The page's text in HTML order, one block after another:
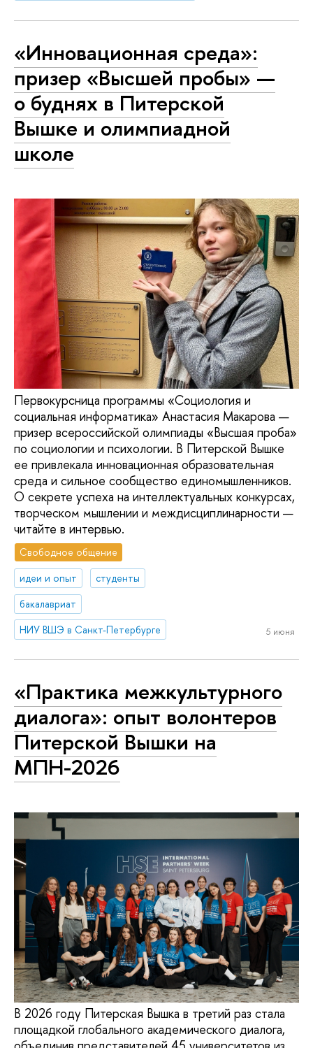
«Инновационная среда»:
призер «Высшей пробы» —
о буднях в Питерской
Вышке и олимпиадной
школе
Первокурсница программы «Социология и
социальная информатика» Анастасия Макарова —
призер всероссийской олимпиады «Высшая проба»
по социологии и психологии. В Питерской Вышке
ее привлекала инновационная образовательная
среда и сильное сообщество единомышленников.
О секрете успеха на интеллектуальных конкурсах,
творческом мышлении и междисциплинарности —
читайте в интервью.
Свободное общение
идеи и опыт
студенты
бакалавриат
НИУ ВШЭ в Санкт-Петербурге
5 июня
«Практика межкультурного
диалога»: опыт волонтеров
Питерской Вышки на
МПН-2026
В 2026 году Питерская Вышка в третий раз стала
площадкой глобального академического диалога,